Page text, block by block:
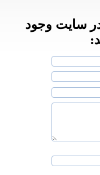
سایت وجود